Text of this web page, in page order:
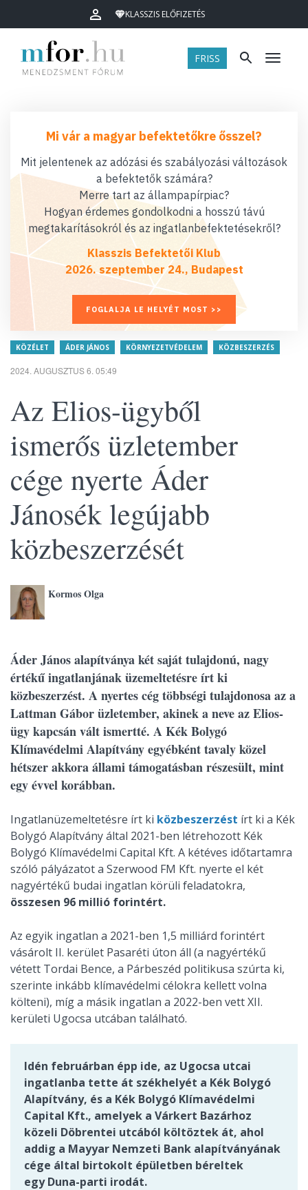
KLASSZIS ELŐFIZETÉS
FRISS Menü
Mi vár a magyar befektetőkre ősszel?
Mit jelentenek az adózási és szabályozási változások
a befektetők számára?
Merre tart az állampapírpiac?
Hogyan érdemes gondolkodni a hosszú távú
megtakarításokról és az ingatlanbefektetésekről?
Klasszis Befektetői Klub
2026. szeptember 24., Budapest
FOGLALJA LE HELYÉT MOST >>
KÖZÉLET ÁDER JÁNOS KÖRNYEZETVÉDELEM KÖZBESZERZÉS
2024. AUGUSZTUS 6. 05:49
Az Elios-ügyből
ismerős üzletember
cége nyerte Áder
Jánosék legújabb
közbeszerzését
Kormos Olga
Áder János alapítványa két saját tulajdonú, nagy
értékű ingatlanjának üzemeltetésre írt ki
közbeszerzést. A nyertes cég többségi tulajdonosa az a
Lattman Gábor üzletember, akinek a neve az Elios-
ügy kapcsán vált ismertté. A Kék Bolygó
Klímavédelmi Alapítvány egyébként tavaly közel
hétszer akkora állami támogatásban részesült, mint
egy évvel korábban.
Ingatlanüzemeltetésre írt ki közbeszerzést írt ki a Kék
Bolygó Alapítvány által 2021-ben létrehozott Kék
Bolygó Klímavédelmi Capital Kft. A kétéves időtartamra
szóló pályázatot a Szerwood FM Kft. nyerte el két
nagyértékű budai ingatlan körüli feladatokra,
összesen 96 millió forintért.
Az egyik ingatlan a 2021-ben 1,5 milliárd forintért
vásárolt II. kerület Pasaréti úton áll (a nagyértékű
vétett Tordai Bence, a Párbeszéd politikusa szúrta ki,
szerinte inkább klímavédelmi célokra kellett volna
költeni), míg a másik ingatlan a 2022-ben vett XII.
kerületi Ugocsa utcában található.
Idén februárban épp ide, az Ugocsa utcai
ingatlanba tette át székhelyét a Kék Bolygó
Alapítvány, és a Kék Bolygó Klímavédelmi
Capital Kft., amelyek a Várkert Bazárhoz
közeli Döbrentei utcából költöztek át, ahol
addig a Mayyar Nemzeti Bank alapítványának
cége által birtokolt épületben béreltek
egy Duna-parti irodát.